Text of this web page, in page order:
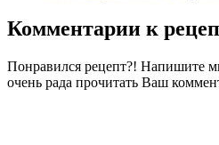
Комментарии к
Понравился рецепт?! Напишите
очень рада прочитать Ваш